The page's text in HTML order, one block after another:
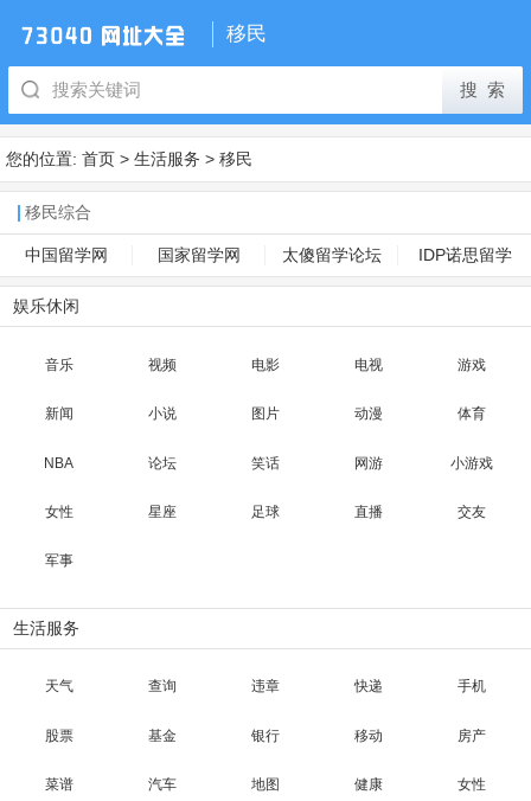
移民
您的位置: 首页 > 生活服务 > 移民
移民综合
中国留学网 国家留学网 太傻留学论坛 IDP诺思留学
娱乐休闲
音乐 视频 电影 电视 游戏
新闻 小说 图片 动漫 体育
NBA 论坛 笑话 网游 小游戏
女性 星座 足球 直播 交友
军事
生活服务
天气 查询 违章 快递 手机
股票 基金 银行 移动 房产
菜谱 汽车 地图 健康 女性